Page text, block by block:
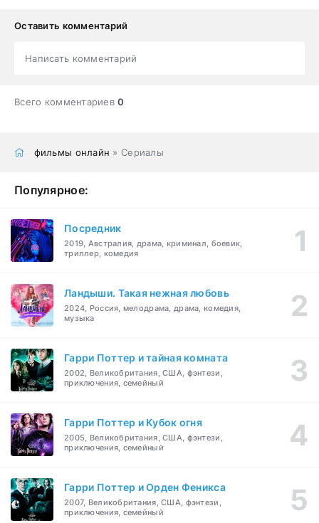
Оставить комментарий
Написать комментарий
Всего комментариев0
фильмы онлайн » Сериалы
Популярное:
Посредник
2019, Австралия, драма, криминал, боевик,
триллер, комедия
Ландыши. Такая нежная любовь
2024, Россия, мелодрама, драма, комедия,
музыка
Гарри Поттер и тайная комната
2002, Великобритания, США, фэнтези,
приключения, семейный
Гарри Поттер и Кубок огня
2005, Великобритания, США, фэнтези,
приключения, семейный
Гарри Поттер и Орден Феникса
2007, Великобритания, США, фэнтези,
приключения, семейный